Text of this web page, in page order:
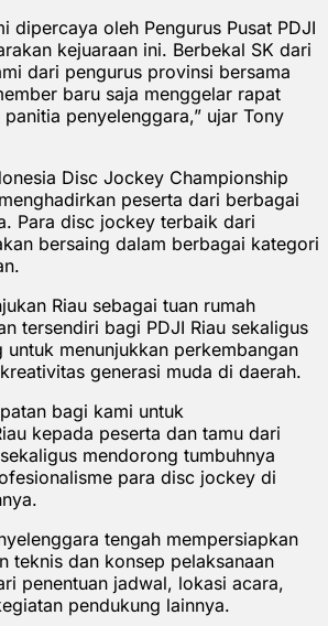
dipercaya oleh Pengurus Pusat PDJI
kejuaraan ini. Berbekal SK dari
dari pengurus provinsi bersama
baru saja menggelar rapat
penyelenggara,” ujar Tony
Disc Jockey Championship
peserta dari berbagai
Para disc jockey terbaik dari
bersaing dalam berbagai kategori
Riau sebagai tuan rumah
tersendiri bagi PDJI Riau sekaligus
untuk menunjukkan perkembangan
generasi muda di daerah.
bagi kami untuk
kepada peserta dan tamu dari
mendorong tumbuhnya
para disc jockey di
tengah mempersiapkan
teknis dan konsep pelaksanaan
penentuan jadwal, lokasi acara,
pendukung lainnya.